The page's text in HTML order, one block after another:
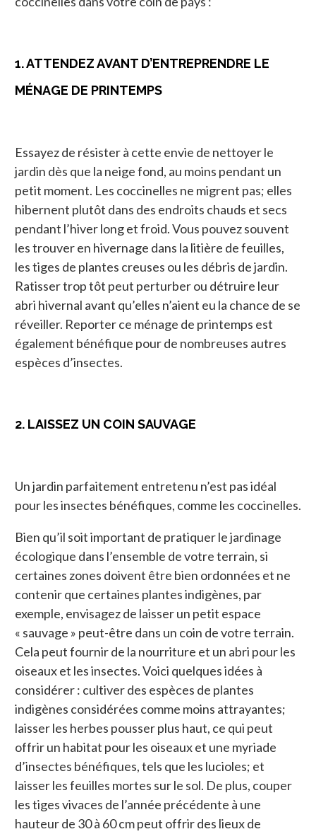
1. ATTENDEZ AVANT D’ENTREPRENDRE LE
MÉNAGE DE PRINTEMPS
Essayez de résister à cette envie de nettoyer le
jardin dès que la neige fond, au moins pendant un
petit moment. Les coccinelles ne migrent pas; elles
hibernent plutôt dans des endroits chauds et secs
pendant l’hiver long et froid. Vous pouvez souvent
les trouver en hivernage dans la litière de feuilles,
les tiges de plantes creuses ou les débris de jardin.
Ratisser trop tôt peut perturber ou détruire leur
abri hivernal avant qu’elles n’aient eu la chance de se
réveiller. Reporter ce ménage de printemps est
également bénéfique pour de nombreuses autres
espèces d’insectes.
2. LAISSEZ UN COIN SAUVAGE
Un jardin parfaitement entretenu n’est pas idéal
pour les insectes bénéfiques, comme les coccinelles.
Bien qu’il soit important de pratiquer le jardinage
écologique dans l’ensemble de votre terrain, si
certaines zones doivent être bien ordonnées et ne
contenir que certaines plantes indigènes, par
exemple, envisagez de laisser un petit espace
« sauvage » peut-être dans un coin de votre terrain.
Cela peut fournir de la nourriture et un abri pour les
oiseaux et les insectes. Voici quelques idées à
considérer : cultiver des espèces de plantes
indigènes considérées comme moins attrayantes;
laisser les herbes pousser plus haut, ce qui peut
offrir un habitat pour les oiseaux et une myriade
d’insectes bénéfiques, tels que les lucioles; et
laisser les feuilles mortes sur le sol. De plus, couper
les tiges vivaces de l’année précédente à une
hauteur de 30 à 60 cm peut offrir des lieux de